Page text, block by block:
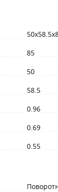
85
50
58.5
0.96
0.69
0.55